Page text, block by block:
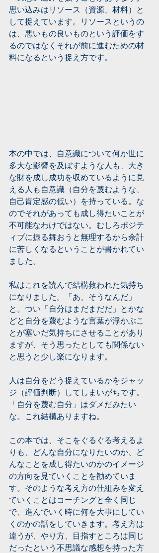
思い込みはリソース（資源、材料）と
して捉えています。リソースというの
は、悪いもの良いものという評価をす
るのではなくそれが前に進むための材
料になるという捉え方です。
本の中では、自意識について何か世に
多大な影響を及ぼすような人も、大き
な財を成し成功を収めているように見
える人も自意識（自分を蔑むような、
自己肯定感の低い）を持っている。な
のでそれがあっても成し得たいことが
不可能なわけではない。むしろポジテ
ィブに振る舞おうと無理するから余計
に苦しくなるということが書かれてい
ました。
私はこれを読んで結構救われた気持ち
になりました。「あ、そうなんだ」
と。つい「自分はまだまだだ」とかな
どと自分を蔑むような言葉が浮かぶこ
とが塞いだ気持ちにさせることがあり
ますが、そう思ったとしても関係ない
と思うと少し楽になります。
人は自分をどう捉えているかをジャッ
ジ（評価判断）してしまいがちです。
「自分を蔑む自分」はダメだみたい
な。これ結構ありますね。
この本では、そこをぐるぐる考えるよ
りも、どんな自分になりたいのか、ど
んなことを成し得たいのかのイメージ
の方向を見ていくことを勧めていま
す。そのような考え方の仕組みを変え
ていくことはコーチングと全く同じ
で、進んでいく時に何を大事にしてい
くのかの話をしていきます。考え方は
違うが、やり方、目指すところは同じ
だったという不思議な感想を持った方